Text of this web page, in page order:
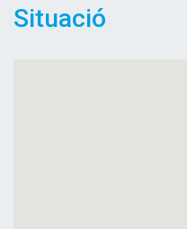
Situació